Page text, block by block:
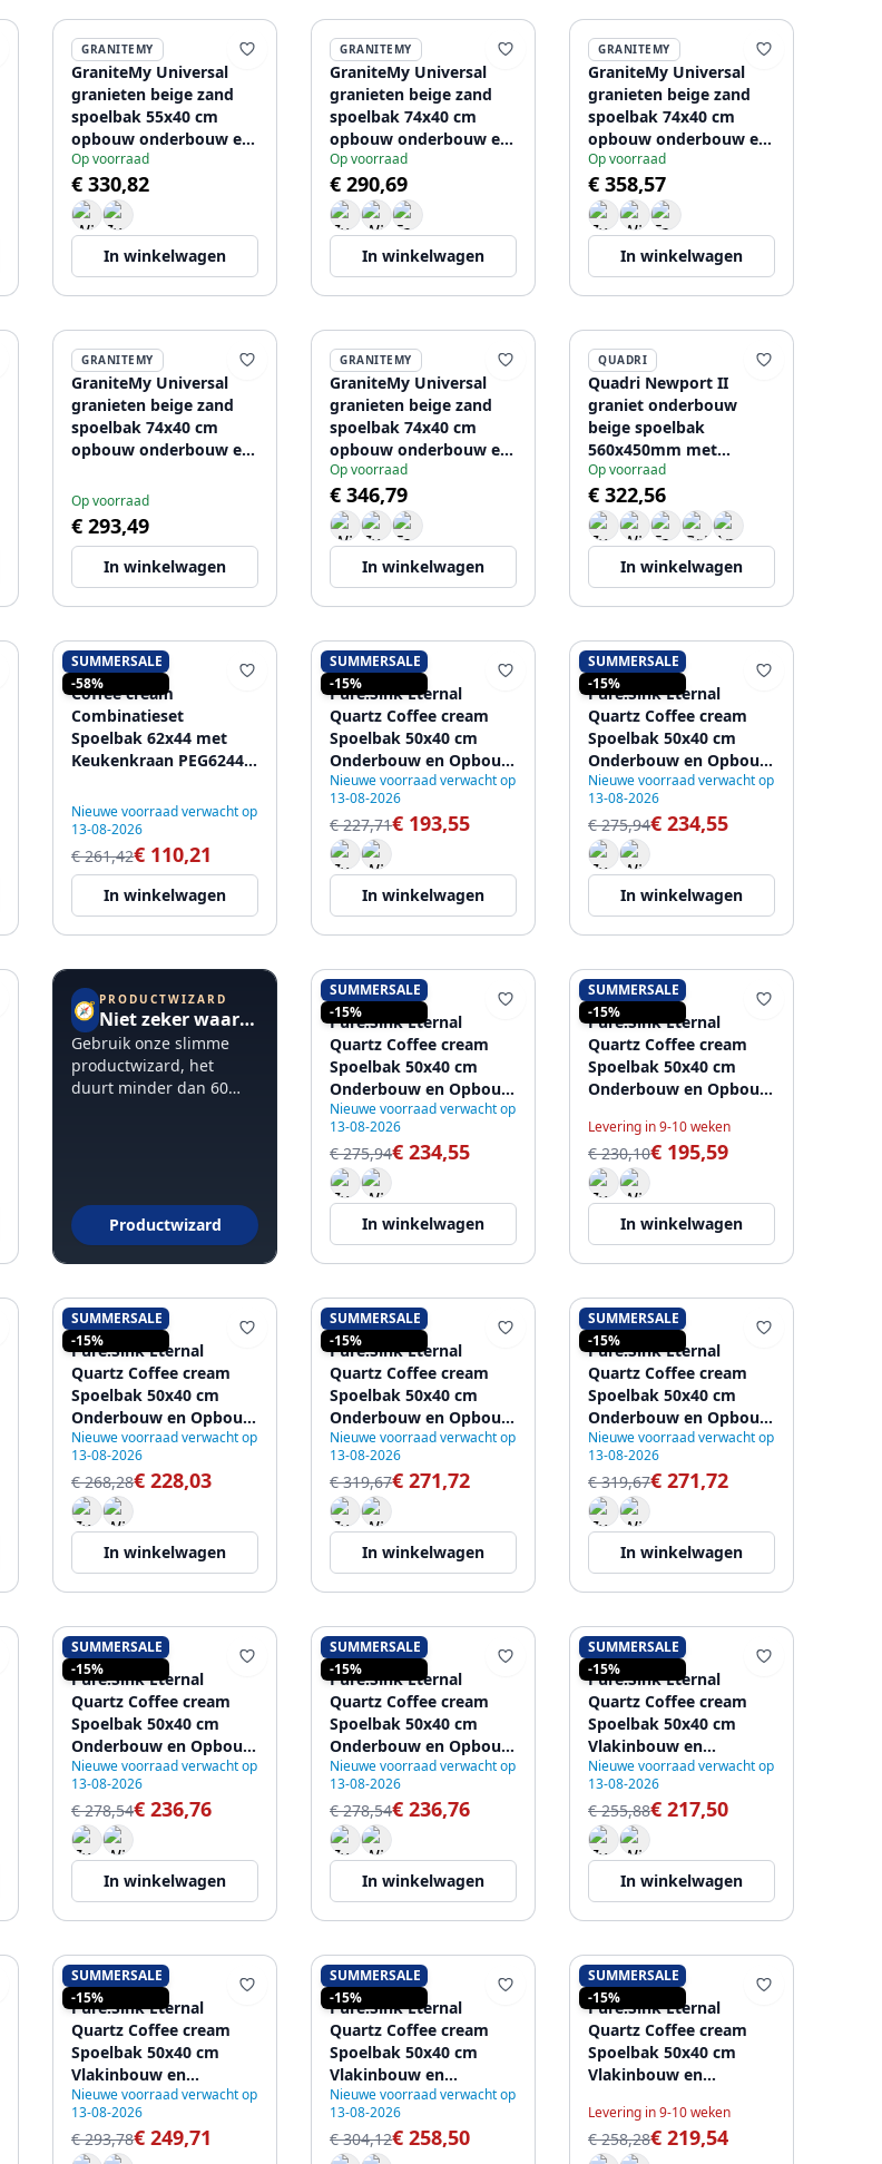
GRANITEMY
GraniteMy Universal
granieten beige zand
spoelbak 55x40 cm
opbouw onderbouw en
vlakinbouw met gun
metal plug 1208968016
Op voorraad
€ 330,82
In winkelwagen
GRANITEMY
GraniteMy Universal
granieten beige zand
spoelbak 74x40 cm
opbouw onderbouw en
vlakinbouw met rvs
plug 1208968017
Op voorraad
€ 290,69
In winkelwagen
GRANITEMY
GraniteMy Universal
granieten beige zand
spoelbak 74x40 cm
opbouw onderbouw en
vlakinbouw met
gouden plug
1208968018
Op voorraad
€ 358,57
In winkelwagen
GRANITEMY
GraniteMy Universal
granieten beige zand
spoelbak 74x40 cm
opbouw onderbouw en
plug 1208968020
Op voorraad
€ 293,49
In winkelwagen
GRANITEMY
GraniteMy Universal
granieten beige zand
spoelbak 74x40 cm
opbouw onderbouw en
vlakinbouw met gun
metal plug 1208968021
Op voorraad
€ 346,79
In winkelwagen
QUADRI
Quadri Newport II
graniet onderbouw
beige spoelbak
560x450mm met
koperen plug en
afvoerkapje 1208971764
Op voorraad
€ 322,56
In winkelwagen
SUMMERSALE
-58%
PURE.SINK
Coffee cream
Combinatieset
Spoelbak 62x44 met
Keukenkraan PEG6244-
Nieuwe voorraad verwacht op
13-08-2026
€ 261,42€ 110,21
In winkelwagen
SUMMERSALE
-15%
PURE.SINK
Pure.Sink Eternal
Quartz Coffee cream
Spoelbak 50x40 cm
Onderbouw en Opbouw
met RVS plug
Nieuwe voorraad verwacht op
13-08-2026
€ 227,71€ 193,55
In winkelwagen
SUMMERSALE
-15%
PURE.SINK
Pure.Sink Eternal
Quartz Coffee cream
Spoelbak 50x40 cm
Onderbouw en Opbouw
met Gouden plug
Nieuwe voorraad verwacht op
13-08-2026
€ 275,94€ 234,55
In winkelwagen
🧭 PRODUCTWIZARD
Niet zeker waar te beginnen?
Gebruik onze slimme
productwizard, het
duurt minder dan 60
Productwizard
SUMMERSALE
-15%
PURE.SINK
Pure.Sink Eternal
Quartz Coffee cream
Spoelbak 50x40 cm
Onderbouw en Opbouw
met Gun metal plug
Nieuwe voorraad verwacht op
13-08-2026
€ 275,94€ 234,55
In winkelwagen
SUMMERSALE
-15%
PURE.SINK
Pure.Sink Eternal
Quartz Coffee cream
Spoelbak 50x40 cm
Onderbouw en Opbouw
Levering in 9-10 weken
€ 230,10€ 195,59
In winkelwagen
SUMMERSALE
-15%
PURE.SINK
Pure.Sink Eternal
Quartz Coffee cream
Spoelbak 50x40 cm
Onderbouw en Opbouw
met Automatische RVS
plug
Nieuwe voorraad verwacht op
13-08-2026
€ 268,28€ 228,03
In winkelwagen
SUMMERSALE
-15%
PURE.SINK
Pure.Sink Eternal
Quartz Coffee cream
Spoelbak 50x40 cm
Onderbouw en Opbouw
met Automatische
Gouden plug
Nieuwe voorraad verwacht op
13-08-2026
€ 319,67€ 271,72
In winkelwagen
SUMMERSALE
-15%
PURE.SINK
Pure.Sink Eternal
Quartz Coffee cream
Spoelbak 50x40 cm
Onderbouw en Opbouw
met Automatische
Koperen plug
Nieuwe voorraad verwacht op
13-08-2026
€ 319,67€ 271,72
In winkelwagen
SUMMERSALE
-15%
PURE.SINK
Pure.Sink Eternal
Quartz Coffee cream
Spoelbak 50x40 cm
Onderbouw en Opbouw
met Automatische
Witte plug
Nieuwe voorraad verwacht op
13-08-2026
€ 278,54€ 236,76
In winkelwagen
SUMMERSALE
-15%
PURE.SINK
Pure.Sink Eternal
Quartz Coffee cream
Spoelbak 50x40 cm
Onderbouw en Opbouw
met Automatische
Zwarte plug
Nieuwe voorraad verwacht op
13-08-2026
€ 278,54€ 236,76
In winkelwagen
SUMMERSALE
-15%
PURE.SINK
Pure.Sink Eternal
Quartz Coffee cream
Spoelbak 50x40 cm
Vlakinbouw en
Onderbouw met RVS
plug
Nieuwe voorraad verwacht op
13-08-2026
€ 255,88€ 217,50
In winkelwagen
SUMMERSALE
-15%
PURE.SINK
Pure.Sink Eternal
Quartz Coffee cream
Spoelbak 50x40 cm
Vlakinbouw en
Onderbouw met
Koperen plug
Nieuwe voorraad verwacht op
13-08-2026
€ 293,78€ 249,71
SUMMERSALE
-15%
PURE.SINK
Pure.Sink Eternal
Quartz Coffee cream
Spoelbak 50x40 cm
Vlakinbouw en
Onderbouw met Gun
metal plug
Nieuwe voorraad verwacht op
13-08-2026
€ 304,12€ 258,50
SUMMERSALE
-15%
PURE.SINK
Pure.Sink Eternal
Quartz Coffee cream
Spoelbak 50x40 cm
Vlakinbouw en
plug
Levering in 9-10 weken
€ 258,28€ 219,54